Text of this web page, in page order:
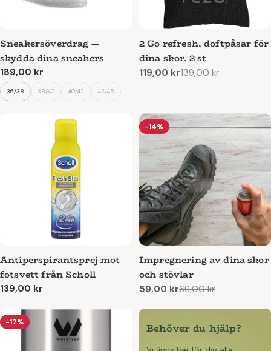
Sneakersöverdrag —
skydda dina sneakers
Ordinarie
pris
189,00 kr
36/38 38/40 40/42 42/45
2 Go refresh, doftpåsar för
dina skor. 2 st
Reapris
119,00 kr
Ordinarie139,00 kr
Antiperspirantsprej mot
fotsvett från Scholl
Ordinarie
139,00 kr
-14%
Impregnering av dina skor
och stövlar
Reapris
59,00 kr
Ordinarie69,00 kr
-17% Behöver du hjälp?